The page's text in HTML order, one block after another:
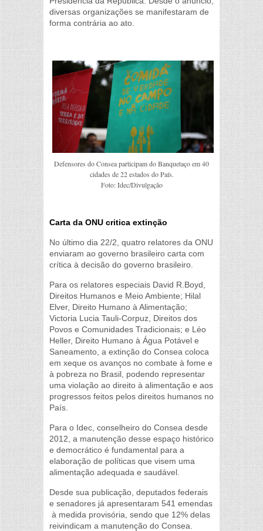
diversas organizações se manifestaram de
forma contrária ao ato.
Defensores do Consea participam do Banquetaço em 40
cidades de 22 estados do País.
Foto: Idec/Divulgação
Carta da ONU critica extinção
No último dia 22/2, quatro relatores da ONU
enviaram ao governo brasileiro carta com
crítica à decisão do governo brasileiro.
Para os relatores especiais David R.Boyd,
Direitos Humanos e Meio Ambiente; Hilal
Elver, Direito Humano à Alimentação;
Victoria Lucia Tauli-Corpuz, Direitos dos
Povos e Comunidades Tradicionais; e Léo
Heller, Direito Humano à Água Potável e
Saneamento, a extinção do Consea coloca
em xeque os avanços no combate à fome e
à pobreza no Brasil, podendo representar
uma violação ao direito à alimentação e aos
progressos feitos pelos direitos humanos no
País.
Para o Idec, conselheiro do Consea desde
2012, a manutenção desse espaço histórico
e democrático é fundamental para a
elaboração de políticas que visem uma
alimentação adequada e saudável.
Desde sua publicação, deputados federais
e senadores já apresentaram 541 emendas
à medida provisória, sendo que 12% delas
reivindicam a manutenção do Consea.